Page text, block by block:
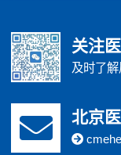
关注
及时了
北京